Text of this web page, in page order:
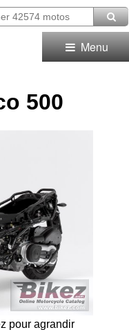
Menu
500
pour agrandir